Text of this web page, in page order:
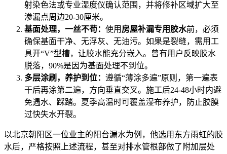
射染色法或专业湿度仪确认范围，并将修补区域扩大至
渗漏点周边20-30厘米。
基面处理，一丝不苟： 使用 房屋补漏专用胶水前，必须
确保基面干净、无浮灰、无油污。如果是裂缝，需用工
具开“V”型槽，让胶水能充分嵌入。曾有用户反映胶水
脱落，90%是因为基面处理不到位。
多层涂刷，养护到位： 遵循“薄涂多遍”原则，第一遍表
干后再涂第二遍，方向垂直交叉。施工后24-48小时内避
免遇水、踩踏。夏季高温时可覆盖湿布养护，防止胶膜
过快失水开裂。
以北京朝阳区一位业主的阳台漏水为例，他选用东方雨虹的胶
水后，严格按照上述流程，甚至对排水管根部做了附加层处